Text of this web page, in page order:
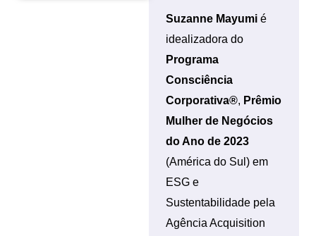
Suzanne Mayumi é
idealizadora do
Programa
Consciência
Corporativa®, Prêmio
Mulher de Negócios
do Ano de 2023
(América do Sul) em
ESG e
Sustentabilidade pela
Agência Acquisition